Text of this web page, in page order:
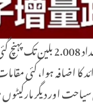
اس کے ساتھ ہی چینی صارفی مارکیٹ میں قومی دن کی تعطیلات کے
4.1 فیصد ہے۔ ملک بھر میں خوبصورت مقامات کے لیے ٹکٹس بکنگ کی تعداد
نے تبصرہ کیا کہ ثقافتی سیاحت